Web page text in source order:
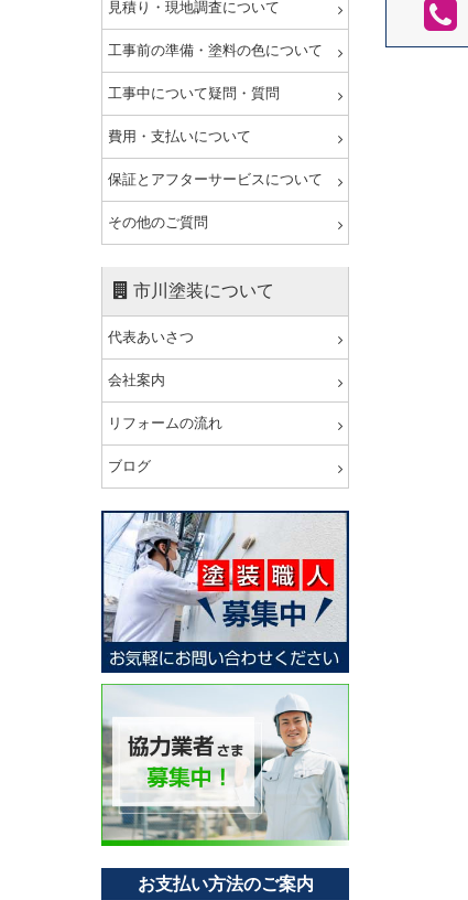
見積り・現地調査について
工事前の準備・塗料の色について
工事中について疑問・質問
費用・支払いについて
保証とアフターサービスについて
その他のご質問
市川塗装について
代表あいさつ
会社案内
リフォームの流れ
ブログ
お支払い方法のご案内